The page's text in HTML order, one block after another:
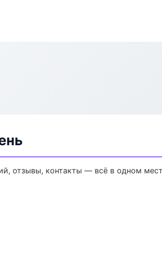
отзывы, контакты — всё в одном